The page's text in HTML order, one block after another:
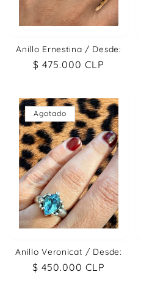
Anillo Ernestina / Desde:
Precio
$ 475.000 CLP
Agotado
Anillo Veronicat / Desde:
Precio
$ 450.000 CLP